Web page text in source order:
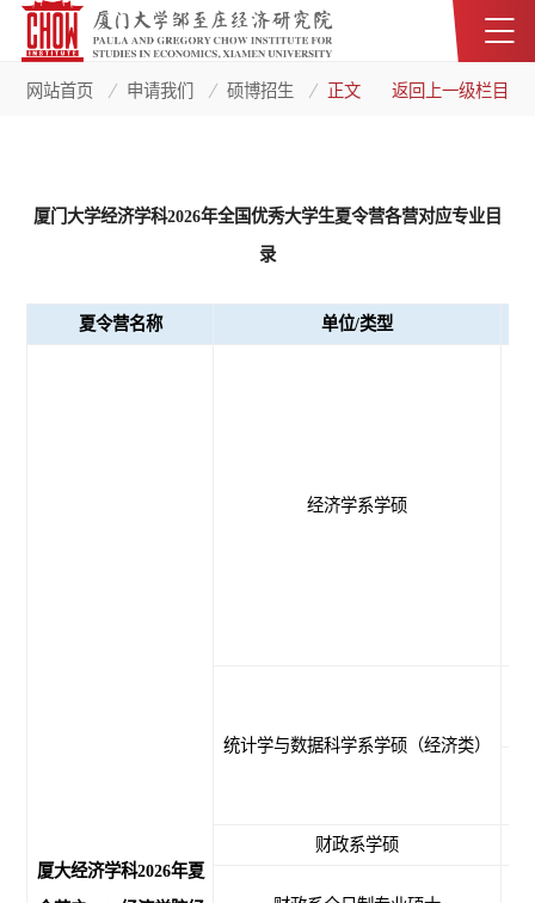
网站首页 申请我们 硕博招生 正文 返回上一级栏目
厦门大学经济学科2026年全国优秀大学生夏令营各营对应专业目
录
夏令营名称 单位/类型
厦大经济学科2026年夏
经济学系学硕
统计学与数据科学系学硕（经济类）
财政系学硕